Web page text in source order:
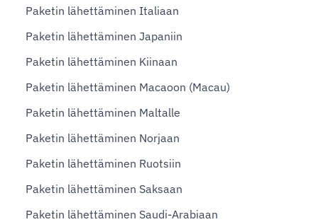
Paketin lähettäminen Italiaan
Paketin lähettäminen Japaniin
Paketin lähettäminen Kiinaan
Paketin lähettäminen Macaoon (Macau)
Paketin lähettäminen Maltalle
Paketin lähettäminen Norjaan
Paketin lähettäminen Ruotsiin
Paketin lähettäminen Saksaan
Paketin lähettäminen Saudi-Arabiaan